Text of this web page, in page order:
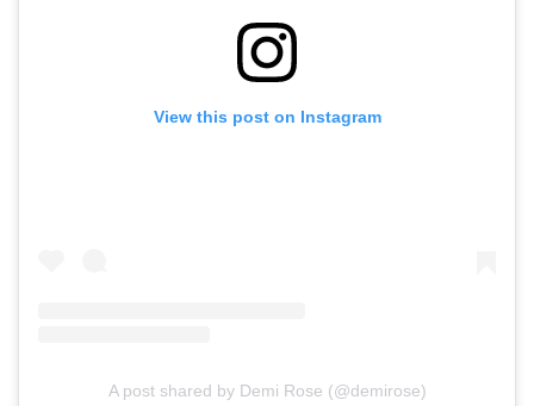
View this post on Instagram
A post shared by Demi Rose (@demirose)